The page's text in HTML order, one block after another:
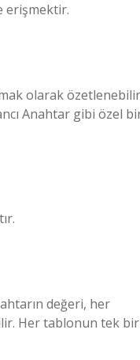
erişmektir.
olarak
Anahtar gibi özel
değeri, her
Her tablonun tek bir